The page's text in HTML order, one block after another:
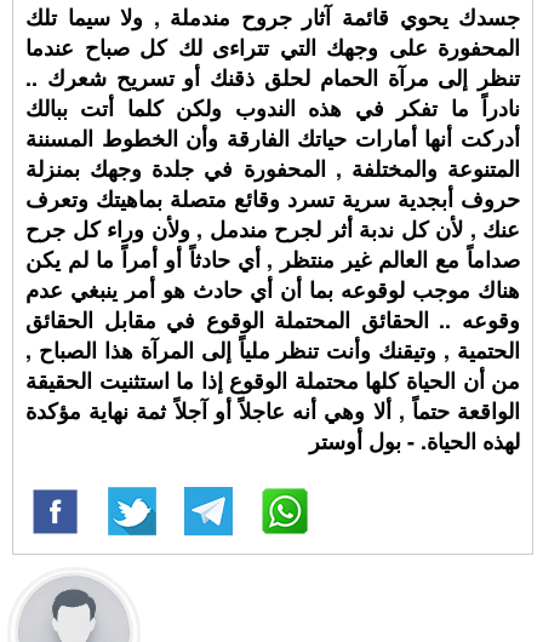
جسدك يحوي قائمة آثار جروح مندملة , ولا سيما تلك
المحفورة على وجهك التي تتراءى لك كل صباح عندما
تنظر إلى مرآة الحمام لحلق ذقنك أو تسريح شعرك ..
نادراً ما تفكر في هذه الندوب ولكن كلما أتت ببالك
أدركت أنها أمارات حياتك الفارقة وأن الخطوط المسننة
المتنوعة والمختلفة , المحفورة في جلدة وجهك بمنزلة
حروف أبجدية سرية تسرد وقائع متصلة بماهيتك وتعرف
عنك , لأن كل ندبة أثر لجرح مندمل , ولأن وراء كل جرح
صداماً مع العالم غير منتظر , أي حادثاً أو أمراً ما لم يكن
هناك موجب لوقوعه بما أن أي حادث هو أمر ينبغي عدم
وقوعه .. الحقائق المحتملة الوقوع في مقابل الحقائق
الحتمية , وتيقنك وأنت تنظر ملياً إلى المرآة هذا الصباح ,
من أن الحياة كلها محتملة الوقوع إذا ما استثنيت الحقيقة
الواقعة حتماً , ألا وهي أنه عاجلاً أو آجلاً ثمة نهاية مؤكدة
لهذه الحياة. - بول أوستر